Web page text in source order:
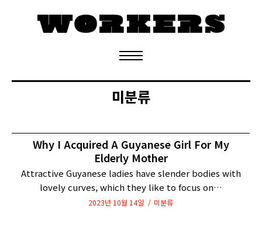
정기구독 신청
미분류
Why I Acquired A Guyanese Girl For My
Elderly Mother
Attractive Guyanese ladies have slender bodies with
lovely curves, which they like to focus on…
2023년 10월 14일 미분류